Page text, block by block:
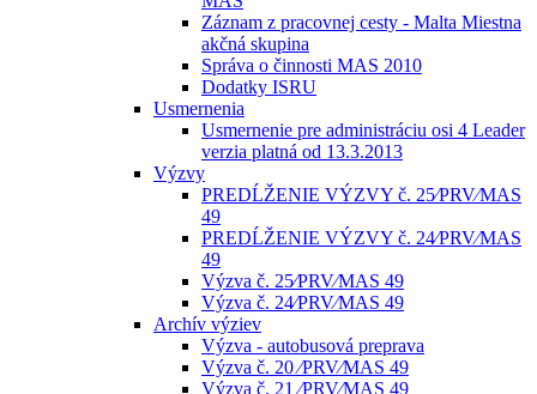
Záznam z pracovnej cesty - Malta Miestna
akčná skupina
Správa o činnosti MAS 2010
Dodatky ISRU
Usmernenia
Usmernenie pre administráciu osi 4 Leader
verzia platná od 13.3.2013
Výzvy
PREDĹŽENIE VÝZVY č. 25⁄PRV⁄MAS
49
PREDĹŽENIE VÝZVY č. 24⁄PRV⁄MAS
49
Výzva č. 25⁄PRV⁄MAS 49
Výzva č. 24⁄PRV⁄MAS 49
Archív výziev
Výzva - autobusová preprava
Výzva č. 20 ⁄PRV⁄MAS 49
Výzva č. 21 ⁄PRV⁄MAS 49